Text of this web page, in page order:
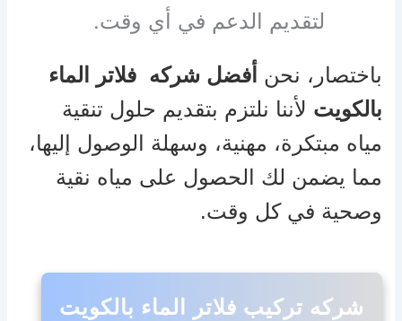
لتقديم الدعم في أي وقت.
باختصار، نحن أفضل شركه فلاتر الماء
بالكويت لأننا نلتزم بتقديم حلول تنقية
مياه مبتكرة، مهنية، وسهلة الوصول إليها،
مما يضمن لك الحصول على مياه نقية
وصحية في كل وقت.
شركه تركيب فلاتر الماء بالكويت